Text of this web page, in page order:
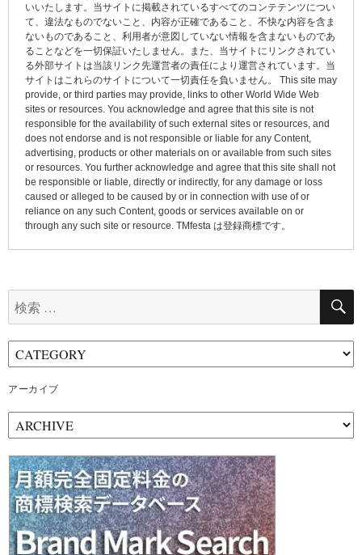
いいたします。当サイトに掲載されているすべてのコンテテンツについ
て、違法なものでないこと、内容が正確であること、不快な内容を含ま
ないものであること、利用者が意図していない情報を含まないものであ
ることなどを一切保証いたしません。また、当サイトにリンクされてい
る外部サイトは当該リンク先運営者の責任により運営されています。当
サイトはこれらのサイトについて一切責任を負いません。 This site may
provide, or third parties may provide, links to other World Wide Web
sites or resources. You acknowledge and agree that this site is not
responsible for the availability of such external sites or resources, and
does not endorse and is not responsible or liable for any Content,
advertising, products or other materials on or available from such sites
or resources. You further acknowledge and agree that this site shall not
be responsible or liable, directly or indirectly, for any damage or loss
caused or alleged to be caused by or in connection with use of or
reliance on any such Content, goods or services available on or
through any such site or resource. TMfesta は登録商標です。
索:
アーカイブ
ー
カ
イ
ブ